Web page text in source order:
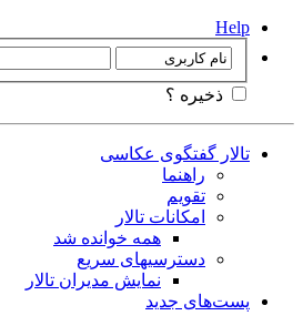
Help
ذخیره ؟
تالار گفتگوی عکاسی
راهنما
تقویم
امکانات تالار
همه خوانده شد
دسترسیهای سریع
نمایش مدیران تالار
پست‌های جدید